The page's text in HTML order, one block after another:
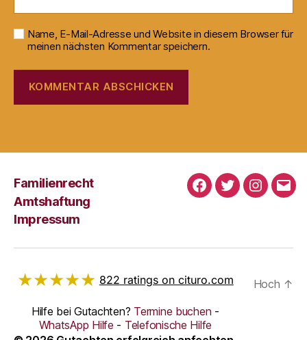
Name, E-Mail-Adresse und Website in diesem Browser für
meinen nächsten Kommentar speichern.
Familienrecht
Amtshaftung
Impressum
Facebook
Twitter
E-
Erzengelhas
★★★★★ 822 ratings on cituro.com
Hilfe bei Gutachten? Termine buchen -
WhatsApp Hilfe - Telefonische Hilfe
Hoch ↑